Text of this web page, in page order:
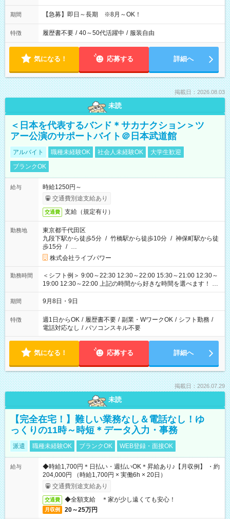
期間 【急募】即日～長期 ※8月～OK！
特徴 履歴書不要 / 40～50代活躍中 / 服装自由
気になる！ 応募する 詳細へ
掲載日：2026.08.03
未読
＜日本を代表するバンド＊サカナクション＞ツ
アー公演のサポートバイト＠日本武道館
アルバイト 職種未経験OK 社会人未経験OK
大学生歓迎
ブランクOK
給与
時給1250円～
交通費別途支給あり
交通費 支給（規定有り）
勤務地
東京都千代田区
九段下駅から徒歩5分 / 竹橋駅から徒歩10分 / 神保町駅から徒
歩15分 / …
株式会社ライブパワー
勤務時間
＜シフト例＞ 9:00～22:30 12:30～22:00 15:30～21:00 12:30～
19:00 12:30～22:00 上記の時間から好きな時間を選べます！ ※
時間は変更となる可能性があります
期間 9月8日・9日
特徴 週1日からOK / 履歴書不要 / 副業・WワークOK / シフト勤務 /
電話対応なし / パソコンスキル不要
気になる！ 応募する 詳細へ
掲載日：2026.07.29
未読
【完全在宅！】難しい業務なし＆電話なし！ゆ
っくりの11時～時短＊データ入力・事務
派遣 職種未経験OK ブランクOK WEB登録・面接OK
給与
◆時給1,700円＊日払い・週払いOK＊昇給あり♪【月収例】 ・約
204,000円 （時給1,700円 × 実働6h × 20日）
交通費別途支給あり
交通費 ◆全額支給 ＊家が少し遠くても安心！
月収例 20～25万円